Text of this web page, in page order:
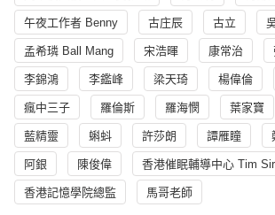
午夜工作者 Benny 古庄辰 古立
孟希璘 Ball Mang 宋浩暉 康常治
李錦鴻 李鑑峰 梁天琦 楊偉倫
瘋中三子 羅倫斯 羅海憫 葉家寶
藍精靈 蝌蚪 許莎朗 譚雁瞳
阿銀 陳俊偉 香港催眠輔導中心 Tim Sir
香港記憶學院總監 馬哥老師